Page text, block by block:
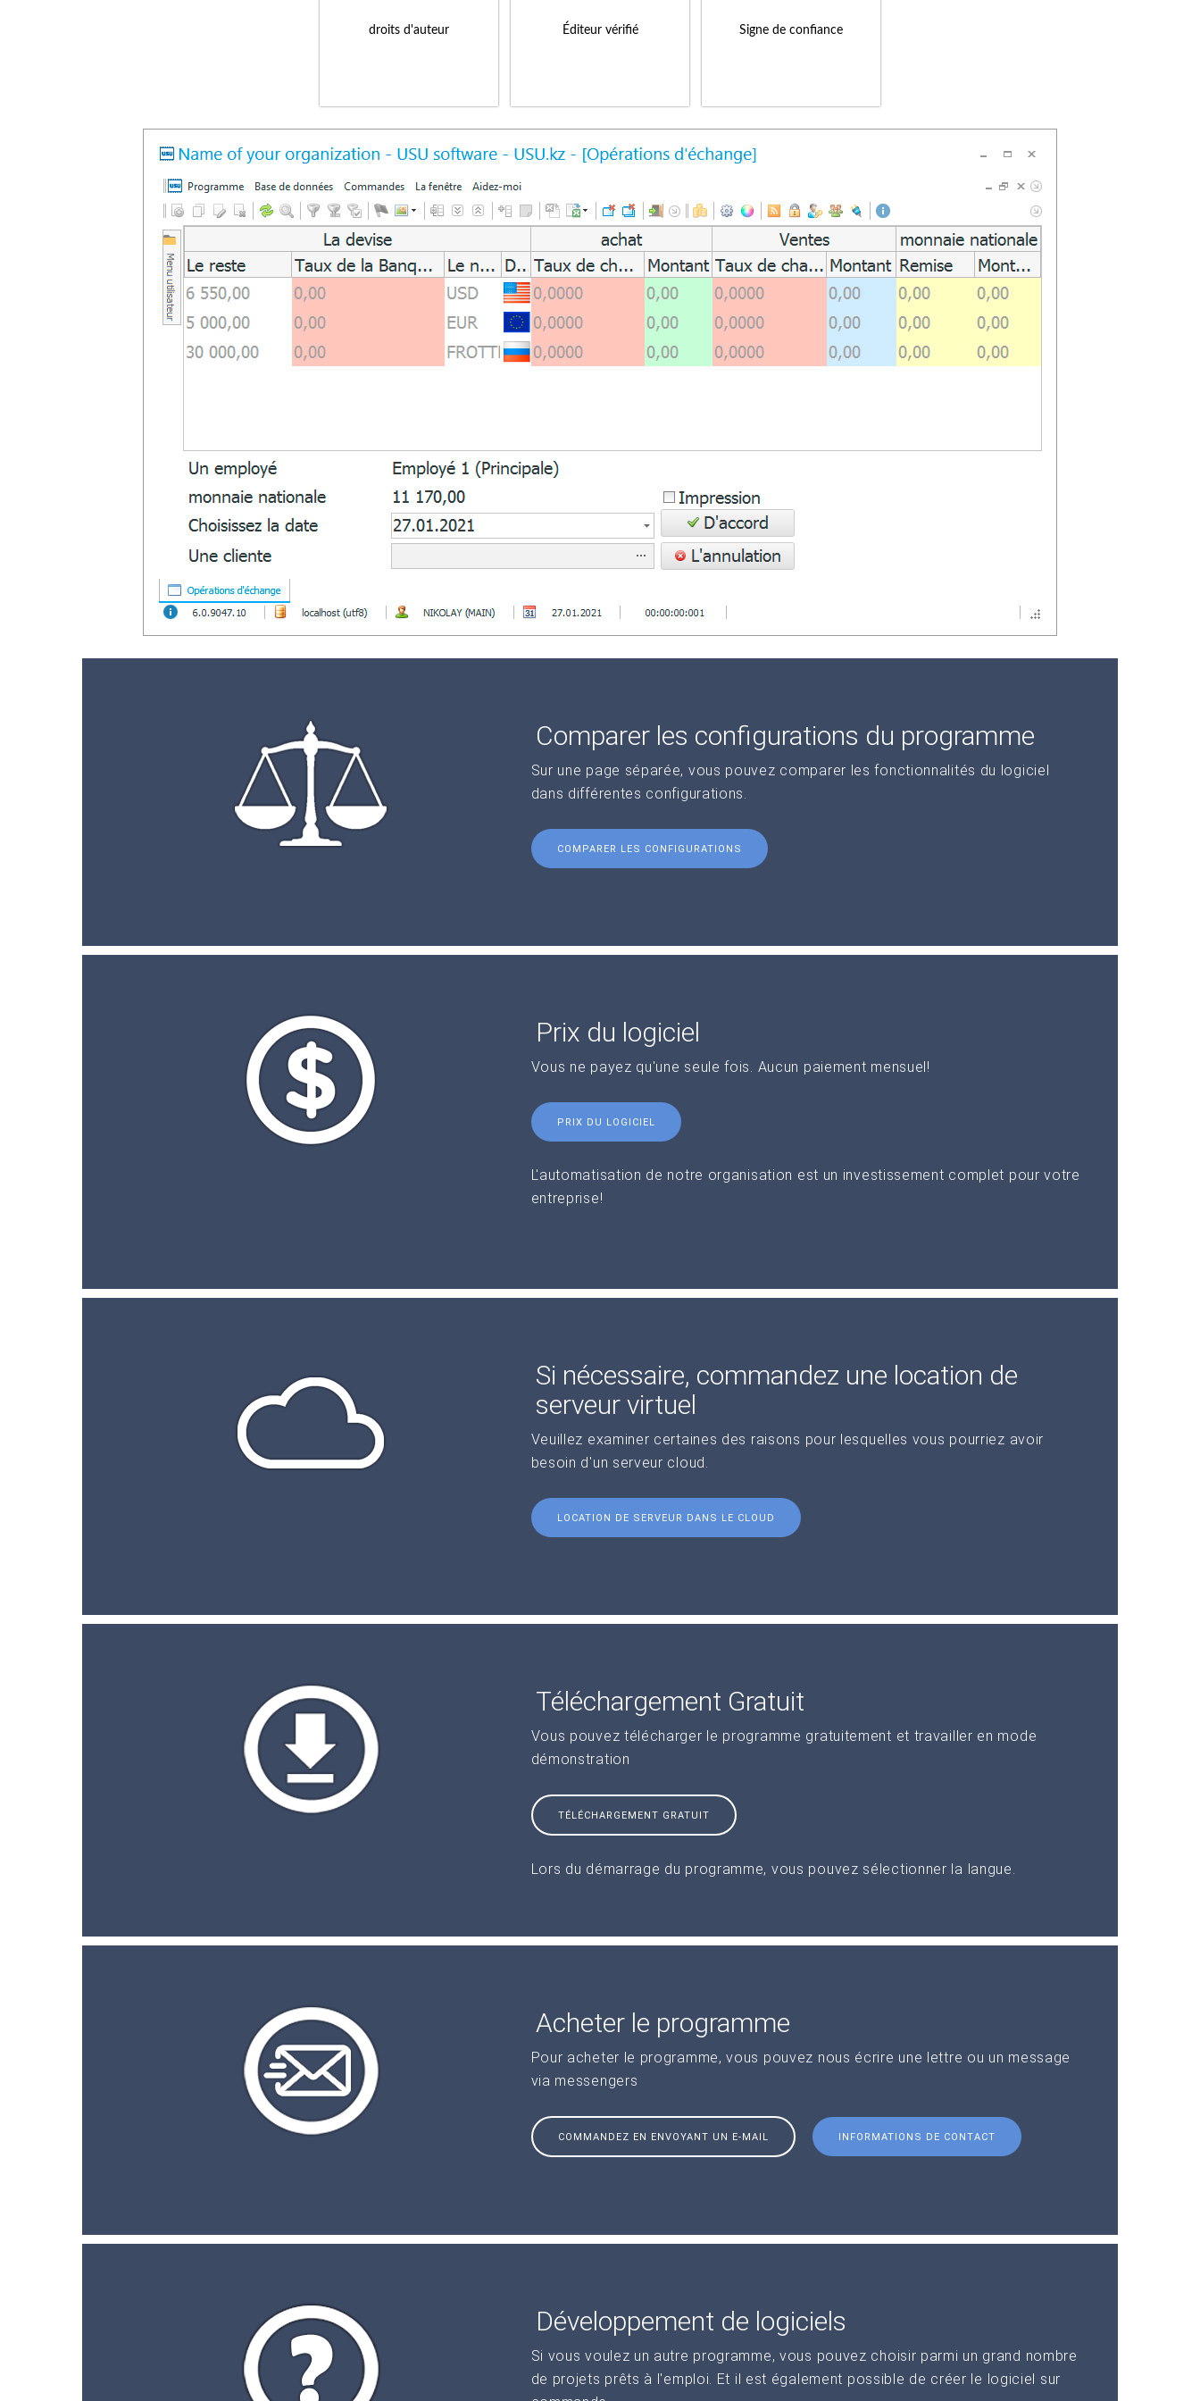
droits d'auteur Éditeur vérifié Signe de confiance
Comparer les configurations du programme
Sur une page séparée, vous pouvez comparer les fonctionnalités du logiciel
dans différentes configurations.
COMPARER LES CONFIGURATIONS
Prix du logiciel
Vous ne payez qu'une seule fois. Aucun paiement mensuel!
PRIX DU LOGICIEL
L'automatisation de notre organisation est un investissement complet pour votre
entreprise!
Si nécessaire, commandez une location de
serveur virtuel
Veuillez examiner certaines des raisons pour lesquelles vous pourriez avoir
besoin d'un serveur cloud.
LOCATION DE SERVEUR DANS LE CLOUD
Téléchargement Gratuit
Vous pouvez télécharger le programme gratuitement et travailler en mode
démonstration
TÉLÉCHARGEMENT GRATUIT
Lors du démarrage du programme, vous pouvez sélectionner la langue.
Acheter le programme
Pour acheter le programme, vous pouvez nous écrire une lettre ou un message
via messengers
COMMANDEZ EN ENVOYANT UN E-MAIL INFORMATIONS DE CONTACT
Développement de logiciels
Si vous voulez un autre programme, vous pouvez choisir parmi un grand nombre
de projets prêts à l'emploi. Et il est également possible de créer le logiciel sur